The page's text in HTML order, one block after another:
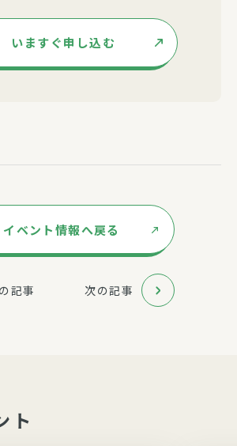
いますぐ申し込む
イベント情報へ戻る
記事 次の記事
ト